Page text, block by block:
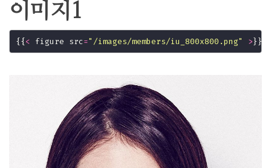
이미지1
{{< figure src ="/images/members/iu_800x800.png" >